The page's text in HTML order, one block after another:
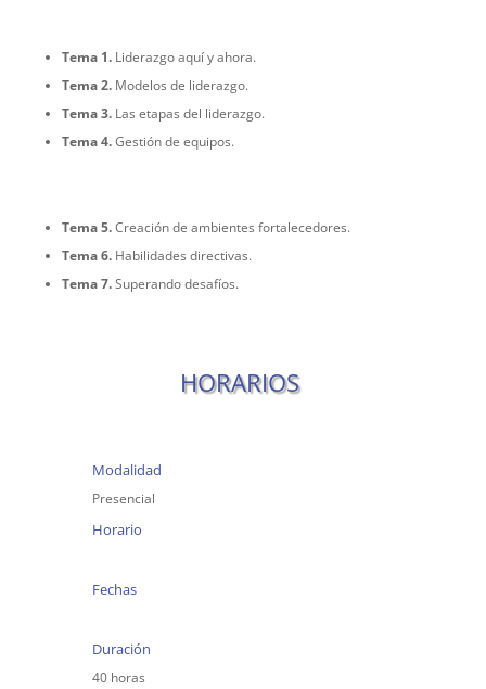
Tema 1. Liderazgo aquí y ahora.
Tema 2.Modelos de liderazgo.
Tema 3. Las etapas del liderazgo.
Tema 4.Gestión de equipos.
Tema 5.Creación de ambientes fortalecedores.
Tema 6.Habilidades directivas.
Tema 7.Superando desafíos.
HORARIOS
Modalidad
Presencial
Horario
Fechas
Duración
40 horas